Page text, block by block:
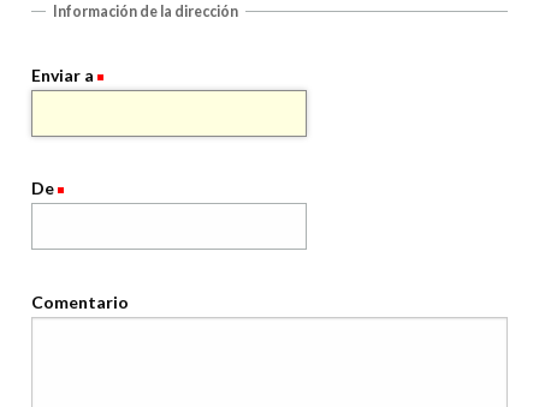
Información de la dirección
Enviar a
De
Comentario